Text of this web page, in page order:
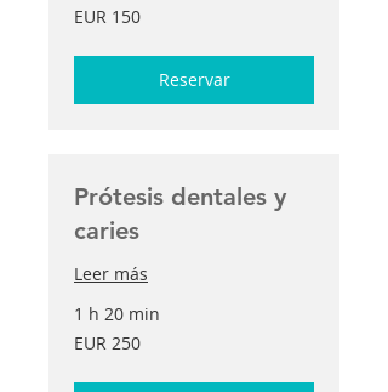
150
euros
EUR 150
Reservar
Prótesis dentales y
caries
Leer más
1 h 20 min
250
euros
EUR 250